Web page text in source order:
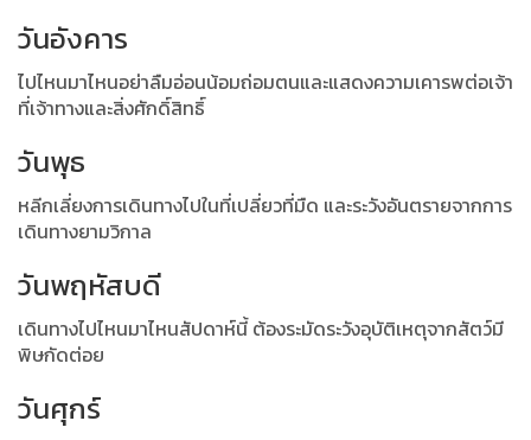
วันอังคาร
ไปไหนมาไหนอย่าลืมอ่อนน้อมถ่อมตนและแสดงความเคารพต่อเจ้า
ที่เจ้าทางและสิ่งศักดิ์สิทธิ์
วันพุธ
หลีกเลี่ยงการเดินทางไปในที่เปลี่ยวที่มืด และระวังอันตรายจากการ
เดินทางยามวิกาล
วันพฤหัสบดี
เดินทางไปไหนมาไหนสัปดาห์นี้ ต้องระมัดระวังอุบัติเหตุจากสัตว์มี
พิษกัดต่อย
วันศุกร์